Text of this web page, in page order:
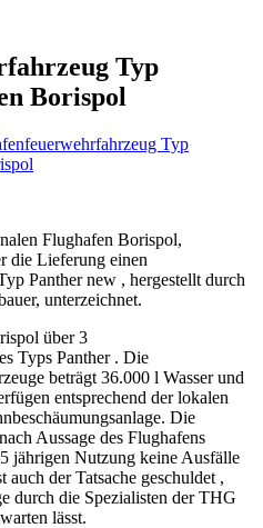
Typ
Borispol
Flughafen Borispol,
die Lieferung einen
Panther new , hergestellt durch
unterzeichnet.
über 3
Typs Panther . Die
beträgt 36.000 l Wasser und
entsprechend der lokalen
Die
Aussage des Flughafens
jährigen Nutzung keine Ausfälle
der Tatsache geschuldet ,
durch die Spezialisten der THG
lässt.